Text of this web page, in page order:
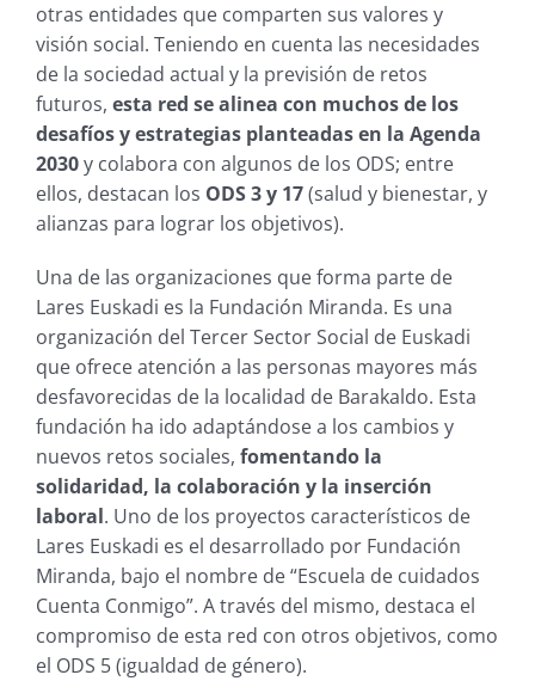
otras entidades que comparten sus valores y
visión social. Teniendo en cuenta las necesidades
de la sociedad actual y la previsión de retos
futuros, esta red se alinea con muchos de los
desafíos y estrategias planteadas en la Agenda
2030y colabora con algunos de los ODS; entre
ellos, destacan los ODS 3 y 17(salud y bienestar, y
alianzas para lograr los objetivos).
Una de las organizaciones que forma parte de
Lares Euskadi es la Fundación Miranda. Es una
organización del Tercer Sector Social de Euskadi
que ofrece atención a las personas mayores más
desfavorecidas de la localidad de Barakaldo. Esta
fundación ha ido adaptándose a los cambios y
nuevos retos sociales, fomentando la
solidaridad, la colaboración y la inserción
laboral. Uno de los proyectos característicos de
Lares Euskadi es el desarrollado por Fundación
Miranda, bajo el nombre de “Escuela de cuidados
Cuenta Conmigo”. A través del mismo, destaca el
compromiso de esta red con otros objetivos, como
el ODS 5 (igualdad de género).